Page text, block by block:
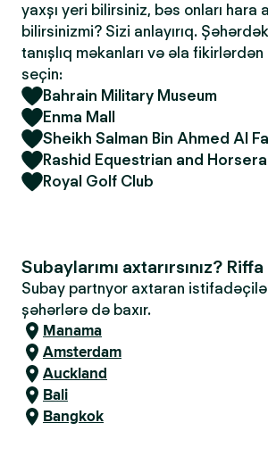
yaxşı yeri bilirsiniz, bəs onları hara
bilirsinizmi? Sizi anlayırıq.
tanışlıq məkanları və əla
seçin:
Bahrain Military Museum
Enma Mall
Sheikh Salman Bin Ahmed Al
Rashid Equestrian and
Royal Golf Club
Subaylarımı axtarırsınız? Riffa
Subay partnyor axtaran
şəhərlərə də baxır.
Manama
Amsterdam
Auckland
Bali
Bangkok